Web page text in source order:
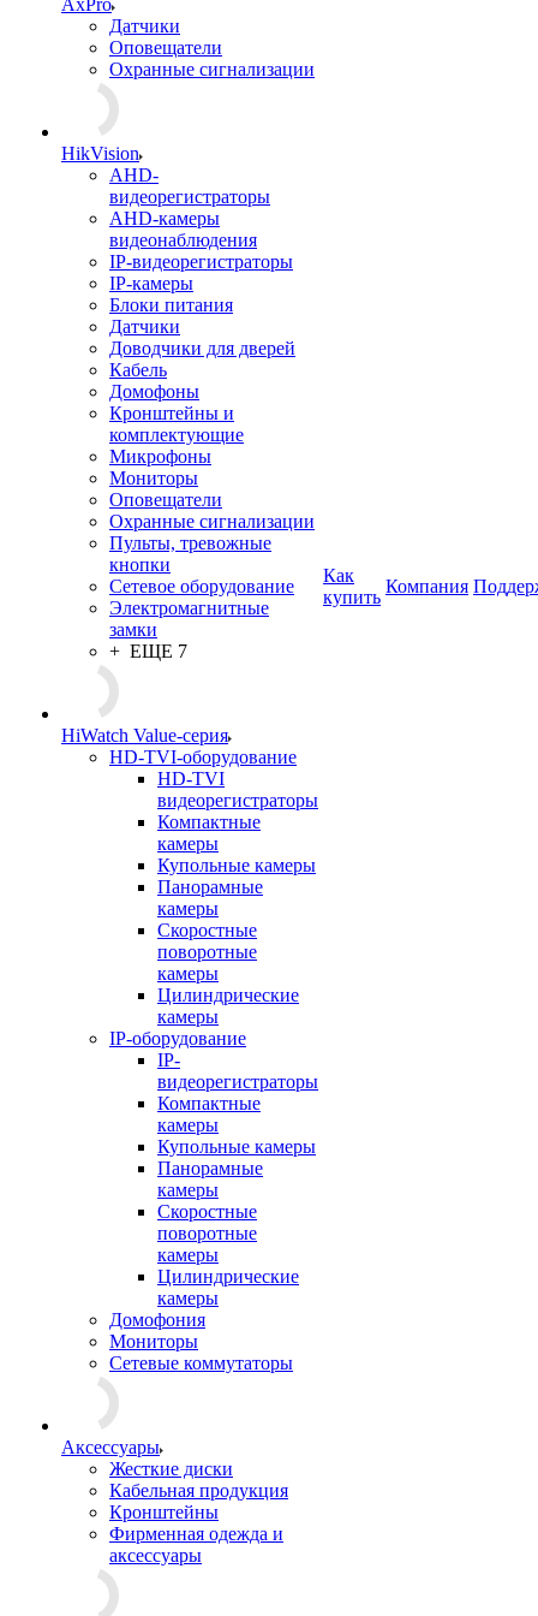
AxPro
Датчики
Оповещатели
Охранные сигнализации
HikVision
AHD-
видеорегистраторы
AHD-камеры
видеонаблюдения
IP-видеорегистраторы
IP-камеры
Блоки питания
Датчики
Доводчики для дверей
Кабель
Домофоны
Кронштейны и
комплектующие
Микрофоны
Мониторы
Оповещатели
Охранные сигнализации
Пульты, тревожные
кнопки
Сетевое оборудование
Электромагнитные
замки
+ ЕЩЕ 7
HiWatch Value-серия
HD-TVI-оборудование
HD-TVI
видеорегистраторы
Компактные
камеры
Купольные камеры
Панорамные
камеры
Скоростные
поворотные
камеры
Цилиндрические
камеры
IP-оборудование
IP-
видеорегистраторы
Компактные
камеры
Купольные камеры
Панорамные
камеры
Скоростные
поворотные
камеры
Цилиндрические
камеры
Домофония
Мониторы
Сетевые коммутаторы
Аксессуары
Жесткие диски
Кабельная продукция
Кронштейны
Фирменная одежда и
аксессуары
Как
купить
Компания